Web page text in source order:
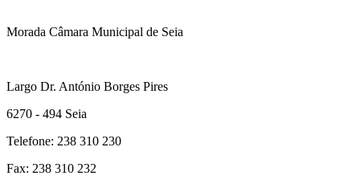
Morada Câmara Municipal de Seia
Largo Dr. António Borges Pires
6270 - 494 Seia
Telefone: 238 310 230
Fax: 238 310 232